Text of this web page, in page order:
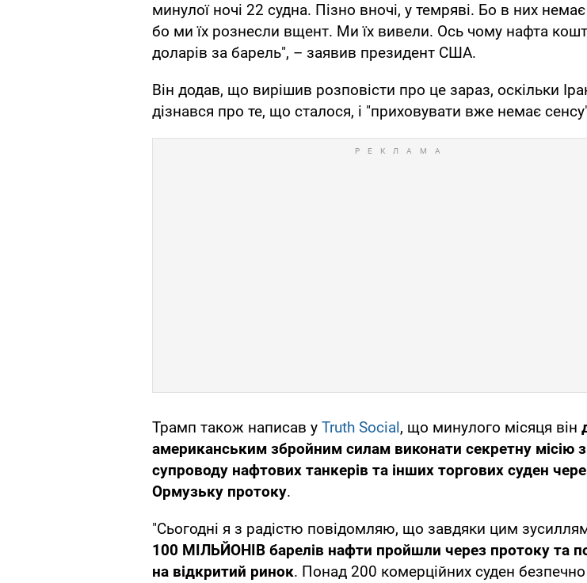
минулої ночі 22 судна. Пізно вночі, у темряві. Бо в них
бо ми їх рознесли вщент. Ми їх вивели. Ось чому нафта
доларів за барель", – заявив президент США.
Він додав, що вирішив розповісти про це зараз, оскільки
дізнався про те, що сталося, і "приховувати вже немає
Трамп також написав у Truth Social, що минулого місяця він
американським збройним силам виконати секретну місію з
супроводу нафтових танкерів та інших торгових суден
Ормузьку протоку.
"Сьогодні я з радістю повідомляю, що завдяки цим
100 МІЛЬЙОНІВ барелів нафти пройшли через протоку та
на відкритий ринок. Понад 200 комерційних суден безпечно